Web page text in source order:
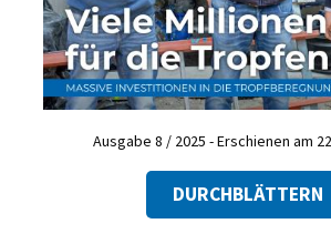
Ausgabe 8 / 2025 - Erschienen am
DURCHBLÄTTERN